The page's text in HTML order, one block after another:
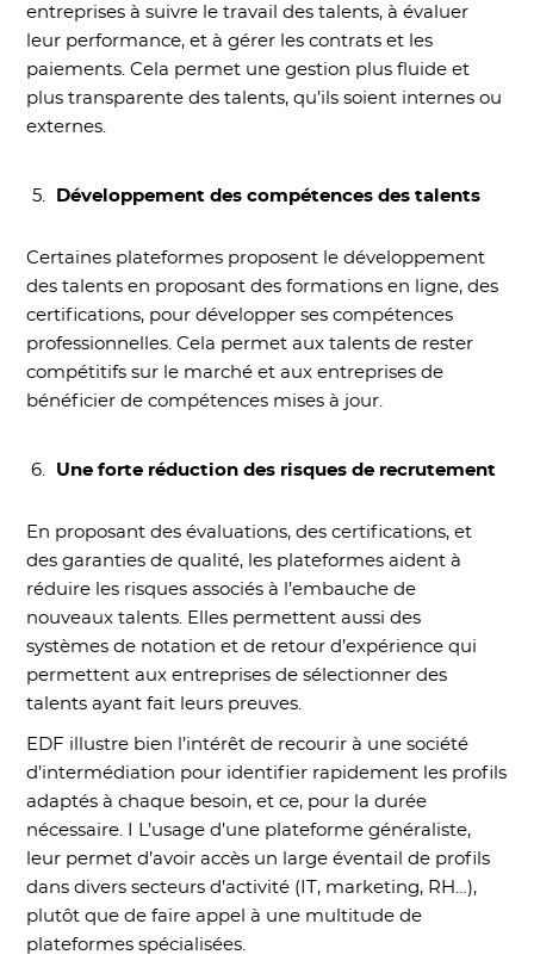
entreprises à suivre le travail des talents, à évaluer
leur performance, et à gérer les contrats et les
paiements. Cela permet une gestion plus fluide et
plus transparente des talents, qu’ils soient internes ou
externes.
Développement des compétences des talents
Certaines plateformes proposent le développement
des talents en proposant des formations en ligne, des
certifications, pour développer ses compétences
professionnelles. Cela permet aux talents de rester
compétitifs sur le marché et aux entreprises de
bénéficier de compétences mises à jour.
Une forte réduction des risques de recrutement
En proposant des évaluations, des certifications, et
des garanties de qualité, les plateformes aident à
réduire les risques associés à l’embauche de
nouveaux talents. Elles permettent aussi des
systèmes de notation et de retour d’expérience qui
permettent aux entreprises de sélectionner des
talents ayant fait leurs preuves.
EDF illustre bien l’intérêt de recourir à une société
d’intermédiation pour identifier rapidement les profils
adaptés à chaque besoin, et ce, pour la durée
nécessaire. I L’usage d’une plateforme généraliste,
leur permet d’avoir accès un large éventail de profils
dans divers secteurs d’activité (IT, marketing, RH…),
plutôt que de faire appel à une multitude de
plateformes spécialisées.